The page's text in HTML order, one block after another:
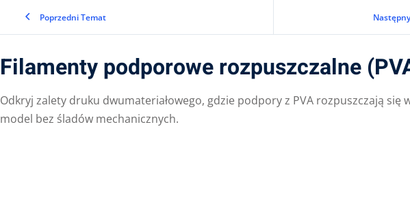
Poprzedni Temat
Filamenty podporowe rozpuszczalne
Odkryj zalety druku dwumateriałowego, gdzie podpory z PVA rozpuszczają się
model bez śladów mechanicznych.